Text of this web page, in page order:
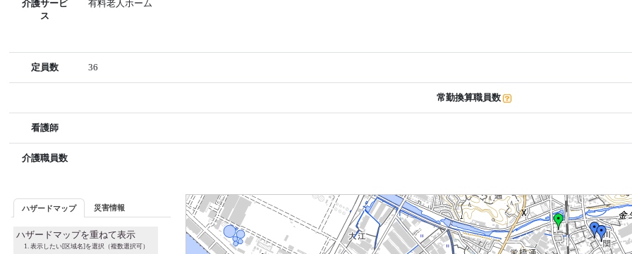
介護サービ
ス
有料老人ホーム
定員数 36
常勤換算職員数
看護師
介護職員数
ハザードマップ 災害情報
ハザードマップを重ねて表示
表示したい[区域名]を選択（複数選択可）